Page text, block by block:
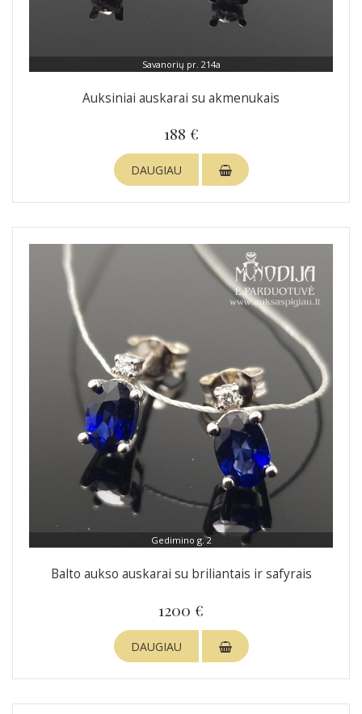
Savanorių pr. 214a
Auksiniai auskarai su akmenukais
188 €
DAUGIAU
Gedimino g. 2
Balto aukso auskarai su briliantais ir safyrais
1200 €
DAUGIAU